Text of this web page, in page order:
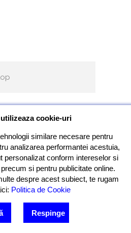
cookie-uri
similare necesare pentru
analizarea performantei acestuia,
personalizat conform intereselor si
si pentru publicitate online.
despre acest subiect, te rugam
Politica de Cookie
Respinge
11 sau 10
11 sau reinstalare
care cuprind si
ca: instalarea
instalare antivirus,
drivere, etc. Efectuam
windows, devirusare
virusat atat in
de date rapidă și
sau PC care nu mai